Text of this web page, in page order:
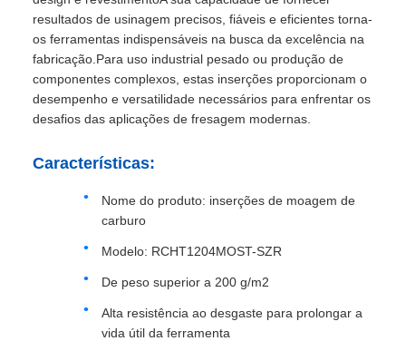
resultados de usinagem precisos, fiáveis e eficientes torna-
os ferramentas indispensáveis na busca da excelência na
fabricação.Para uso industrial pesado ou produção de
componentes complexos, estas inserções proporcionam o
desempenho e versatilidade necessários para enfrentar os
desafios das aplicações de fresagem modernas.
Características:
Nome do produto: inserções de moagem de
carburo
Modelo: RCHT1204MOST-SZR
De peso superior a 200 g/m2
Alta resistência ao desgaste para prolongar a
vida útil da ferramenta